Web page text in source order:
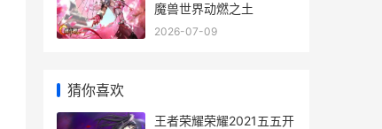
魔兽世界动燃之土
2026-07-09
猜你喜欢
王者荣耀荣耀2021五五开